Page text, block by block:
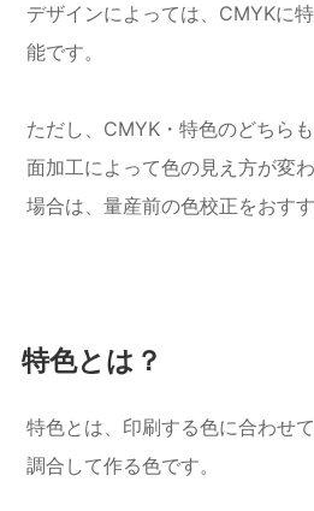
デザインによっては、CMYKに
能です。
ただし、CMYK・特色のどちら
面加工によって色の見え方が変
場合は、量産前の色校正をおすす
特色とは？
特色とは、印刷する色に合わせ
調合して作る色です。